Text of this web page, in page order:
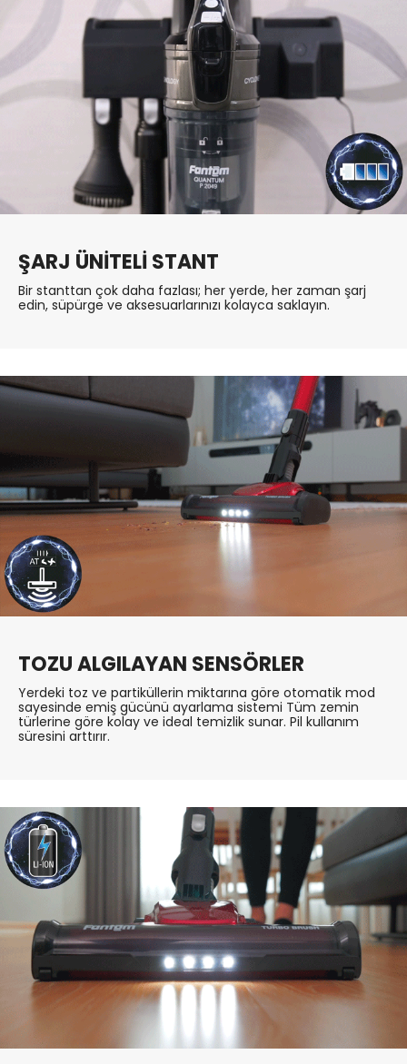
ŞARJ ÜNİTELİ STANT
Bir stanttan çok daha fazlası; her yerde, her zaman şarj
edin, süpürge ve aksesuarlarınızı kolayca saklayın.
TOZU ALGILAYAN SENSÖRLER
Yerdeki toz ve partiküllerin miktarına göre otomatik mod
sayesinde emiş gücünü ayarlama sistemi Tüm zemin
türlerine göre kolay ve ideal temizlik sunar. Pil kullanım
süresini arttırır.